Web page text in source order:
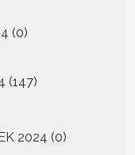
00
147
producten
2024 0
producten